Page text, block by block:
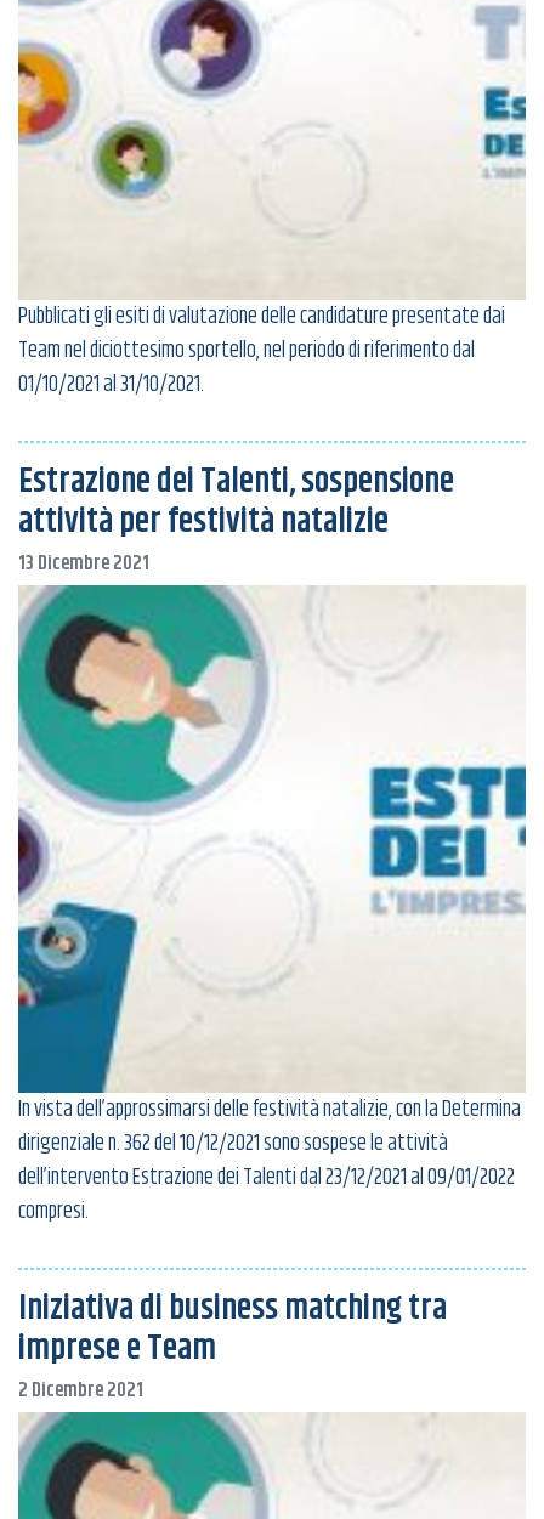
Pubblicati gli esiti di valutazione delle candidature presentate dai
Team nel diciottesimo sportello, nel periodo di riferimento dal
01/10/2021 al 31/10/2021.
Estrazione dei Talenti, sospensione
attività per festività natalizie
13 Dicembre 2021
In vista dell’approssimarsi delle festività natalizie, con la Determina
dirigenziale n. 362 del 10/12/2021 sono sospese le attività
dell’intervento Estrazione dei Talenti dal 23/12/2021 al 09/01/2022
compresi.
Iniziativa di business matching tra
imprese e Team
2 Dicembre 2021